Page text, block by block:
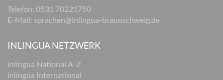
Telefon: 0531 70221750
E-Mail: sprachen@inlingua-braunschweig.de
INLINGUA NETZWERK
inlingua National A-Z
inlingua International